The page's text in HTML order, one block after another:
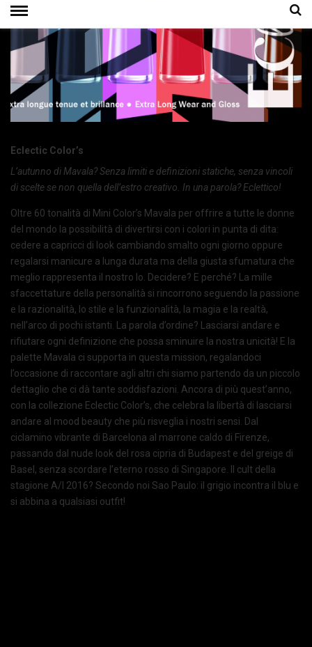
Eclectic Color’s
L’autunno di Mavala? Senza limiti e definizioni statiche, senza vincoli
di scelte se non quella dell’estro creativo. In una parola? Eclettico!
Oltre 60 tonalità di Mini Color’s Mavala per offrire a tutte le donne
del mondo la possibilità di divertirsi con i colori in punta di dita:
cedere a capricci di look cambiando smalto ogni giorno oppure
regalarsi manicure a lunga durata ma della giusta sfumatura che
meglio rappresenta il nostro Io. Decidere? E perché? La mille
sfaccettature della personalità si rincorrono seguendo la passione
e la razionalità, lo stile e la funzionalità, la magia e la realtà,
nell’arco di pochi istanti. La parola d’ordine? Lasciarsi andare e
rifiutare ogni definizione che possa sminuire la nostra unicità! E la
palette Mavala ci supporta in questa mission, regalandoci
l’occasione di raccontare agli altri chi siamo partendo da un piccolo
dettaglio che ci dà tante soddisfazioni. Ancora di più quest’anno,
con la collezione Eclectic Color’s, che celebra la libertà di lasciarsi
andare al mood beauty che più risveglia i nostri sensi. Dal
ciclamino vibrante di Barcelona al marrone caldo di Firenze,
passando dal nude look del rosa cipria di Budapest e del greige di
Basel, senza scordare l’eterno rosso di Singapore. Il cult della
stagione A/I 2016? Secondo noi Sao Paulo: il grigio incontra il blu e
si abbina a qualsiasi outfit!